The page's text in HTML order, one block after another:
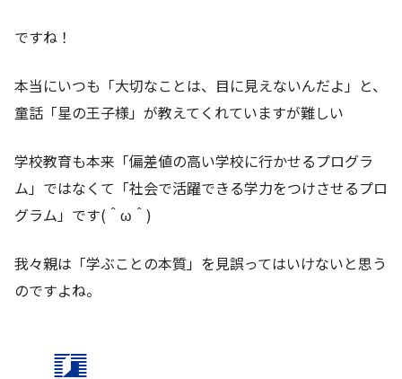
ですね！
本当にいつも「大切なことは、目に見えないんだよ」と、
童話「星の王子様」が教えてくれていますが難しい
学校教育も本来「偏差値の高い学校に行かせるプログラ
ム」ではなくて「社会で活躍できる学力をつけさせるプロ
グラム」です(＾ω＾)
我々親は「学ぶことの本質」を見誤ってはいけないと思う
のですよね。